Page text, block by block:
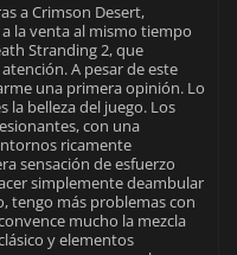
a Crimson Desert,
la venta al mismo tiempo
Stranding 2, que
A pesar de este
una primera opinión. Lo
la belleza del juego. Los
con una
ricamente
sensación de esfuerzo
simplemente deambular
tengo más problemas con
mucho la mezcla
y elementos